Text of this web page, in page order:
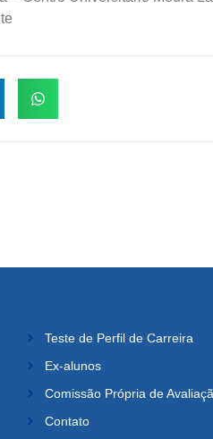
Teste de Perfil de Carreira
Ex-alunos
Comissão Própria de
Contato